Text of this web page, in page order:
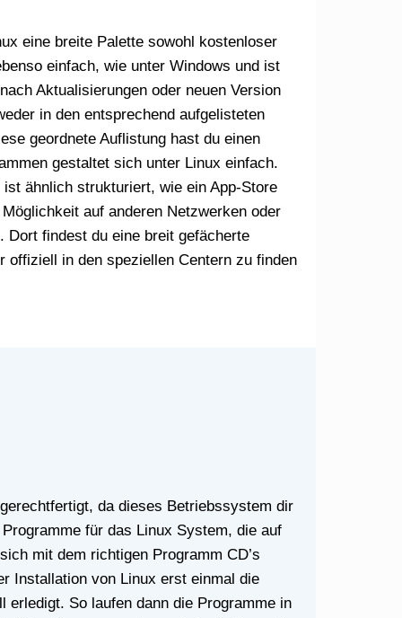
einfach, wie unter Windows und ist
Aktualisierungen oder neuen Version
in den entsprechend aufgelisteten
geordnete Auflistung hast du einen
gestaltet sich unter Linux einfach.
ähnlich strukturiert, wie ein App-Store
auf anderen Netzwerken oder
Dort findest du eine breit gefächerte
offiziell in den speziellen Centern zu finden
für das Linux System, die auf
mit dem richtigen Programm CD’s
Installation von Linux erst einmal die
So laufen dann die Programme in